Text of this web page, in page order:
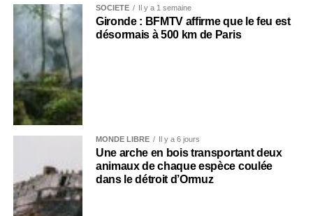
SOCIÉTÉ Il y a 1 semaine
Gironde : BFMTV affirme que le feu est
désormais à 500 km de Paris
MONDE LIBRE Il y a 6 jours
Une arche en bois transportant deux
animaux de chaque espèce coulée
dans le détroit d’Ormuz